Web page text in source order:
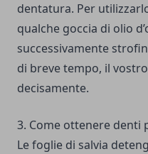
dentatura. Per
qualche goccia di olio
successivamente
di breve tempo, il
decisamente.
3. Come ottenere denti
Le foglie di salvia